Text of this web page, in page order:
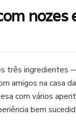
nozes
três ingredientes
amigos na casa da
com vários
bem